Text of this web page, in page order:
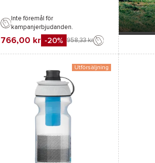
Inte föremål för
kampanjerbjudanden.
766,00 kr -20% 958,33 kr
Favorit
Utförsäljning